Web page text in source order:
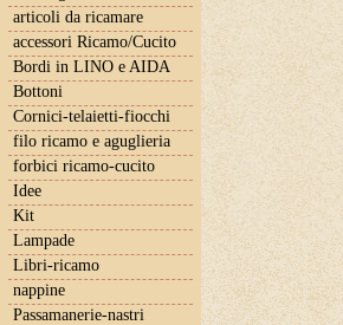
articoli da ricamare
accessori Ricamo/Cucito
Bordi in LINO e AIDA
Bottoni
Cornici-telaietti-fiocchi
filo ricamo e aguglieria
forbici ricamo-cucito
Idee
Kit
Lampade
Libri-ricamo
nappine
Passamanerie-nastri